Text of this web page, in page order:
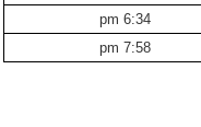
6:34 pm
7:58 pm